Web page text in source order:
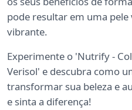
pode resultar em uma
vibrante.
Experimente o 'Nutrify -
Verisol' e descubra como
transformar sua beleza e
e sinta a diferença!